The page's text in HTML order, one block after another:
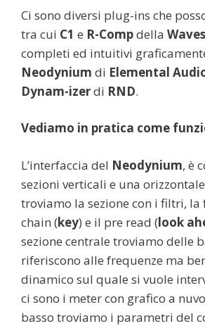
Ci sono diversi plug-ins che
tra cui C1 e R-Compdella Waves
completi ed intuitivi
Neodynium di Elemental
Dynam-izerdi RND.
Vediamo in pratica come
L’interfaccia del Neodynium, è
sezioni verticali e una
troviamo la sezione con i filtri, la
chain (key) e il pre read (look
sezione centrale troviamo delle
riferiscono alle frequenze ma
dinamico sul quale si vuole
ci sono i meter con grafico a
basso troviamo i parametri del